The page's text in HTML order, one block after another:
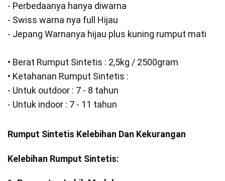
- Perbedaanya hanya diwarna
- Swiss warna nya full Hijau
- Jepang Warnanya hijau plus kuning rumput mati
• Berat Rumput Sintetis : 2,5kg / 2500gram
• Ketahanan Rumput Sintetis :
- Untuk outdoor : 7 - 8 tahun
- Untuk indoor : 7 - 11 tahun
Rumput Sintetis Kelebihan Dan Kekurangan
Kelebihan Rumput Sintetis: